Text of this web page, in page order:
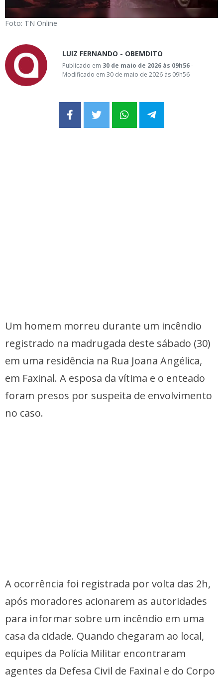
Foto: TN Online
LUIZ FERNANDO - OBEMDITO
Publicado em 30 de maio de 2026 às 09h56-
Modificado em 30 de maio de 2026 às 09h56
Um homem morreu durante um incêndio
registrado na madrugada deste sábado (30)
em uma residência na Rua Joana Angélica,
em Faxinal. A esposa da vítima e o enteado
foram presos por suspeita de envolvimento
no caso.
A ocorrência foi registrada por volta das 2h,
após moradores acionarem as autoridades
para informar sobre um incêndio em uma
casa da cidade. Quando chegaram ao local,
equipes da Polícia Militar encontraram
agentes da Defesa Civil de Faxinal e do Corpo